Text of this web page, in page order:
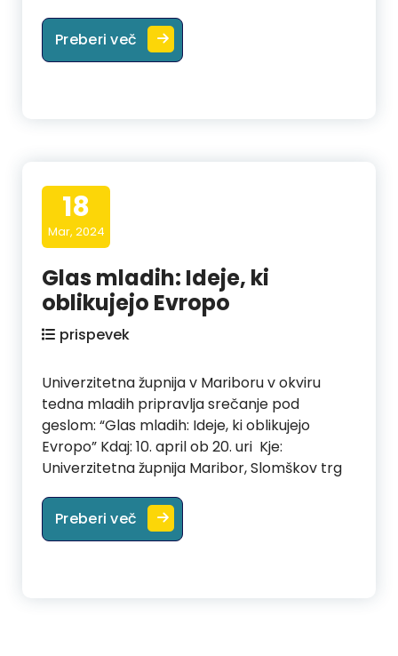
Preberi več Medicinska skupina »V Indiji«
18
Mar, 2024
Glas mladih: Ideje, ki
oblikujejo Evropo
prispevek
Univerzitetna župnija v Mariboru v okviru
tedna mladih pripravlja srečanje pod
geslom: “Glas mladih: Ideje, ki oblikujejo
Evropo” Kdaj: 10. april ob 20. uri Kje:
Univerzitetna župnija Maribor, Slomškov trg
Preberi več Glas mladih: Ideje, ki oblikujejo